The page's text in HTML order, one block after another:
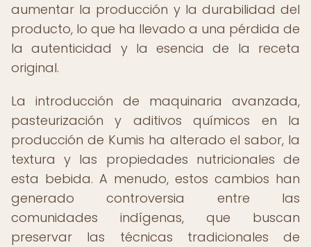
aumentar la producción y la durabilidad del
producto, lo que ha llevado a una pérdida de
la autenticidad y la esencia de la receta
original.
La introducción de maquinaria avanzada,
pasteurización y aditivos químicos en la
producción de Kumis ha alterado el sabor, la
textura y las propiedades nutricionales de
esta bebida. A menudo, estos cambios han
generado controversia entre las
comunidades indígenas, que buscan
preservar las técnicas tradicionales de